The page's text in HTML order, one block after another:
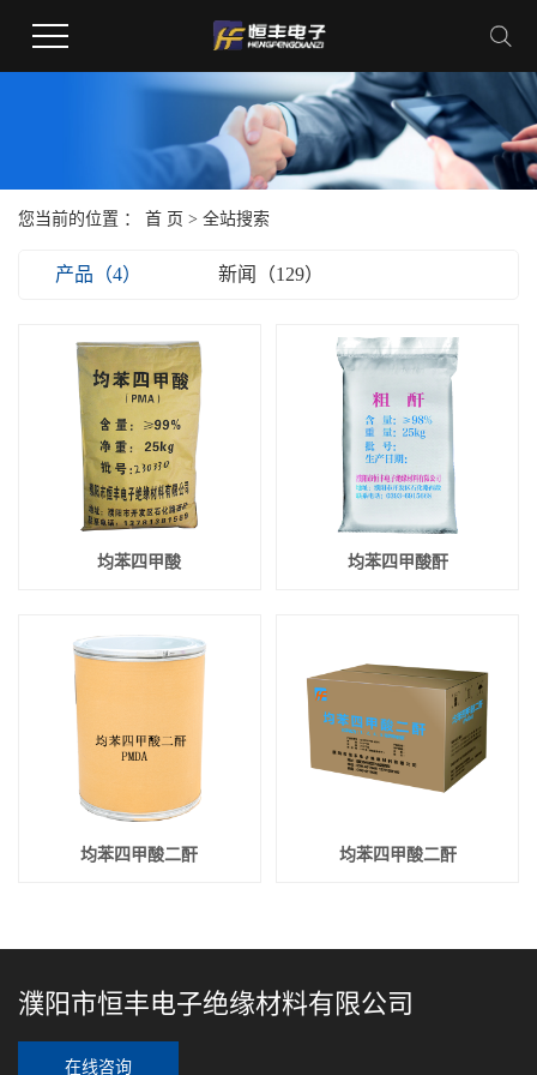
您当前的位置 ： 首 页 > 全站搜索
产品（4） 新闻（129）
均苯四甲酸 均苯四甲酸酐
均苯四甲酸二酐 均苯四甲酸二酐
濮阳市恒丰电子绝缘材料有限公司
在线咨询